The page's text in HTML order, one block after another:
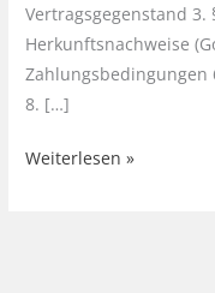
Vertragsgegenstand 3.
Herkunftsnachweise
Zahlungsbedingungen
8. […]
Aufbau
Weiterlesen »